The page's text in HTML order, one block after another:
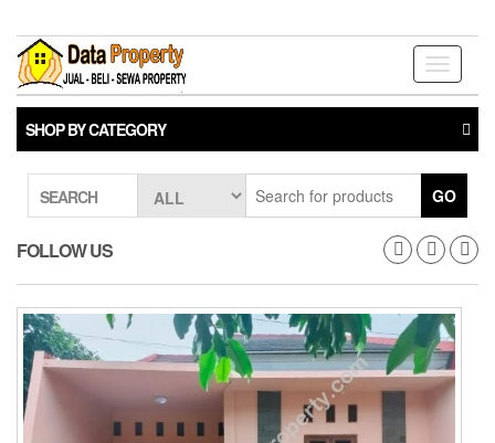
the
content
Toggle
SHOP BY CATEGORY
SEARCH GO
FOLLOW US